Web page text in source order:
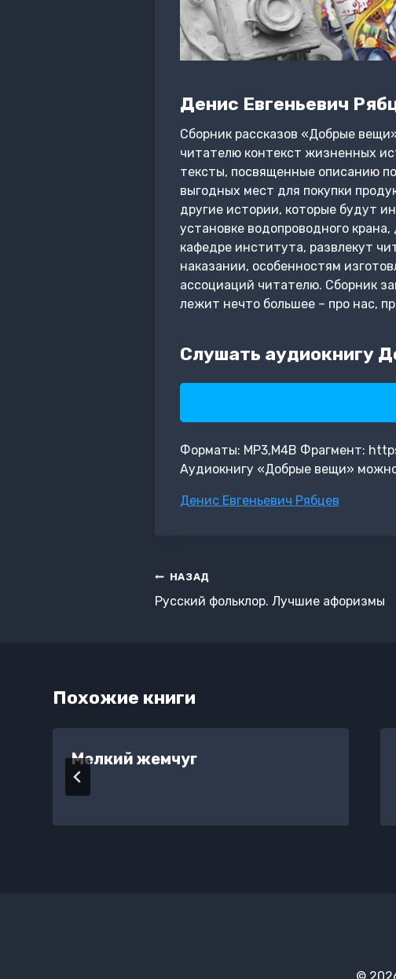
Денис Евгеньевич
Сборник рассказов «Добрые
читателю контекст жизненных
тексты, посвященные описанию
выгодных мест для покупки
другие истории, которые будут
установке водопроводного
кафедре института, развлекут
наказании, особенностям
ассоциаций читателю. Сборник
лежит нечто большее – про нас,
Слушать аудиокнигу
Форматы: MP3,M4B Фрагмент:
Аудиокнигу «Добрые вещи»
Метки
Денис Евгеньевич Рябцев
Навигация
по
НАЗАД
Русский фольклор. Лучшие афоризмы
Похожие книги
Мелкий жемчуг